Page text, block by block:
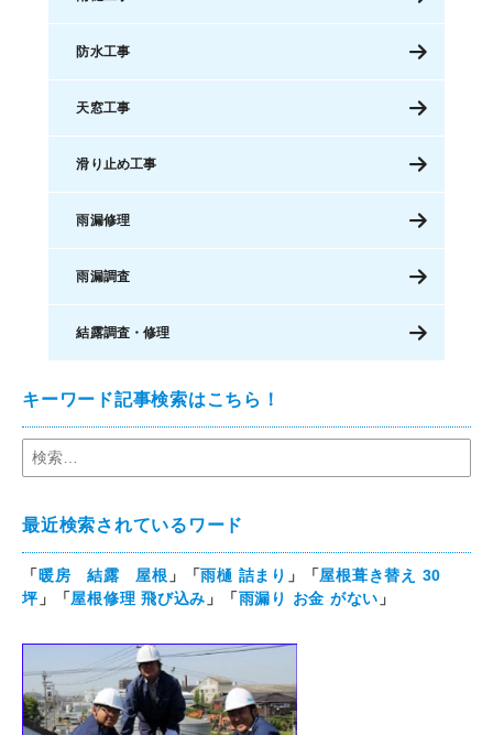
防水工事
天窓工事
滑り止め工事
雨漏修理
雨漏調査
結露調査・修理
キーワード記事検索はこちら！
最近検索されているワード
「暖房 結露 屋根 」「雨樋 詰まり 」「屋根葺き替え 30
坪」「屋根修理 飛び込み 」「雨漏り お金 がない 」